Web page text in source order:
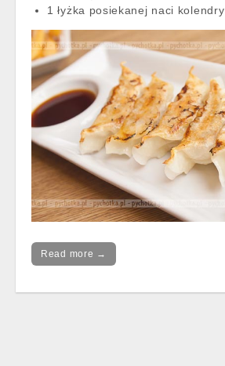
1 łyżka posiekanej naci kolendry
Read more →